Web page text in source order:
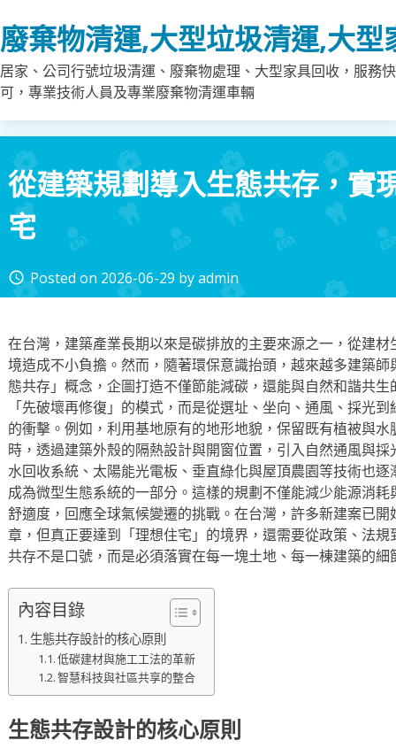
to
content
廢棄物清運,大型垃圾清運,大
居家、公司行號垃圾清運、廢棄物處理、大型家具回收，服務
可，專業技術人員及專業廢棄物清運車輛
從建築規劃導入生態共存，實
宅
access_time Posted on 2026-06-29 byadmin
在台灣，建築產業長期以來是碳排放的主要來源之一，從建
境造成不小負擔。然而，隨著環保意識抬頭，越來越多建築
態共存」概念，企圖打造不僅節能減碳，還能與自然和諧共
「先破壞再修復」的模式，而是從選址、坐向、通風、採光
的衝擊。例如，利用基地原有的地形地貌，保留既有植被與
時，透過建築外殼的隔熱設計與開窗位置，引入自然通風與
水回收系統、太陽能光電板、垂直綠化與屋頂農園等技術也
成為微型生態系統的一部分。這樣的規劃不僅能減少能源消
舒適度，回應全球氣候變遷的挑戰。在台灣，許多新建案已
章，但真正要達到「理想住宅」的境界，還需要從政策、法
共存不是口號，而是必須落實在每一塊土地、每一棟建築的細
內容目錄
生態共存設計的核心原則
低碳建材與施工工法的革新
智慧科技與社區共享的整合
生態共存設計的核心原則